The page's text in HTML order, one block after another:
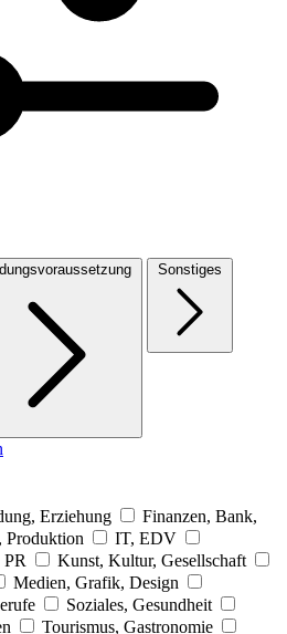
Sonstiges
Erziehung
Finanzen, Bank,
Produktion
IT, EDV
Kunst, Kultur, Gesellschaft
Medien, Grafik, Design
Soziales, Gesundheit
Tourismus, Gastronomie